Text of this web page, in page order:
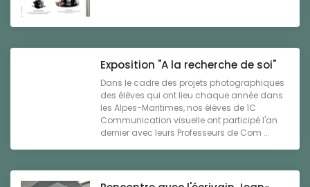
Exposition "A la recherche de soi"
Dans le cadre des projets photographiques
des élèves qui ont lieu chaque année dans
les Alpes-Maritimes, nos élèves de 1C
Communication visuelle ont participé l'an
dernier avec leurs Professeurs de Com ...